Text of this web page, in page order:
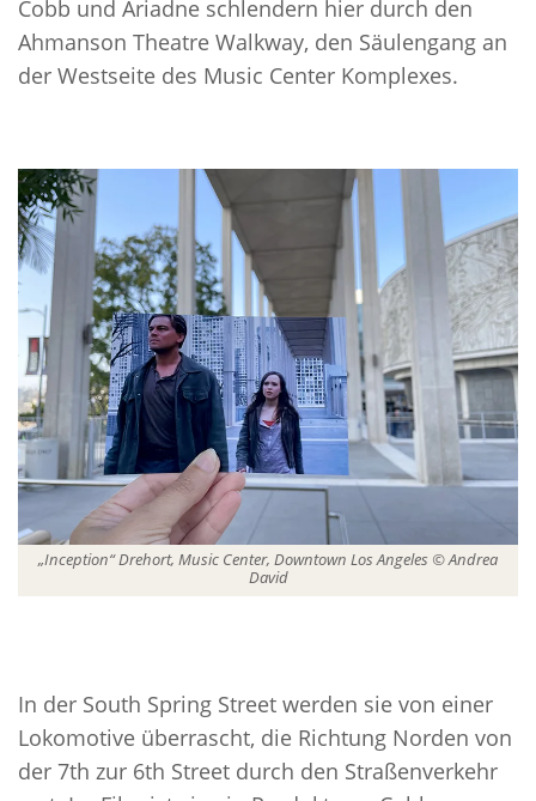
Cobb und Ariadne schlendern hier durch den
Ahmanson Theatre Walkway, den Säulengang an
der Westseite des Music Center Komplexes.
„Inception“ Drehort, Music Center, Downtown Los Angeles © Andrea
David
In der South Spring Street werden sie von einer
Lokomotive überrascht, die Richtung Norden von
der 7th zur 6th Street durch den Straßenverkehr